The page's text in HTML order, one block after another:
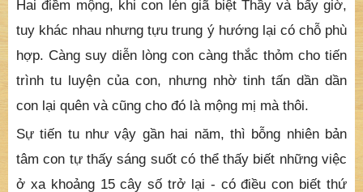
một cái dĩa giống như cái dĩa mà người Thượng đã
trao, nhưng trong dĩa thiếu hình con chim két.
Lúc ấy con nghe tiếng nói văng vẳng "cuộc đời gánh
chịu và thực nghiệm của ông là đấy". Con giựt mình
tỉnh giấc.
Hai điềm mộng, khi con lén giã biệt Thầy và bấy giờ,
tuy khác nhau nhưng tựu trung ý hướng lại có chỗ phù